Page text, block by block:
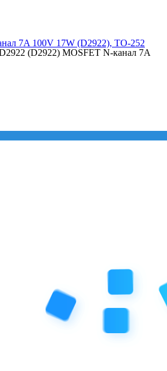
7A 100V 17W (D2922), TO-252
(D2922) MOSFET N-канал 7A